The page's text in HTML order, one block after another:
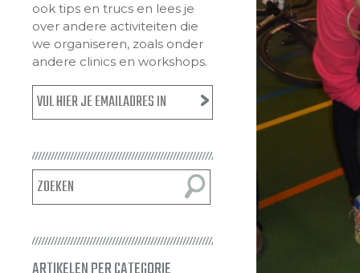
ook tips en trucs en lees je
over andere activiteiten die
we organiseren, zoals onder
andere clinics en workshops.